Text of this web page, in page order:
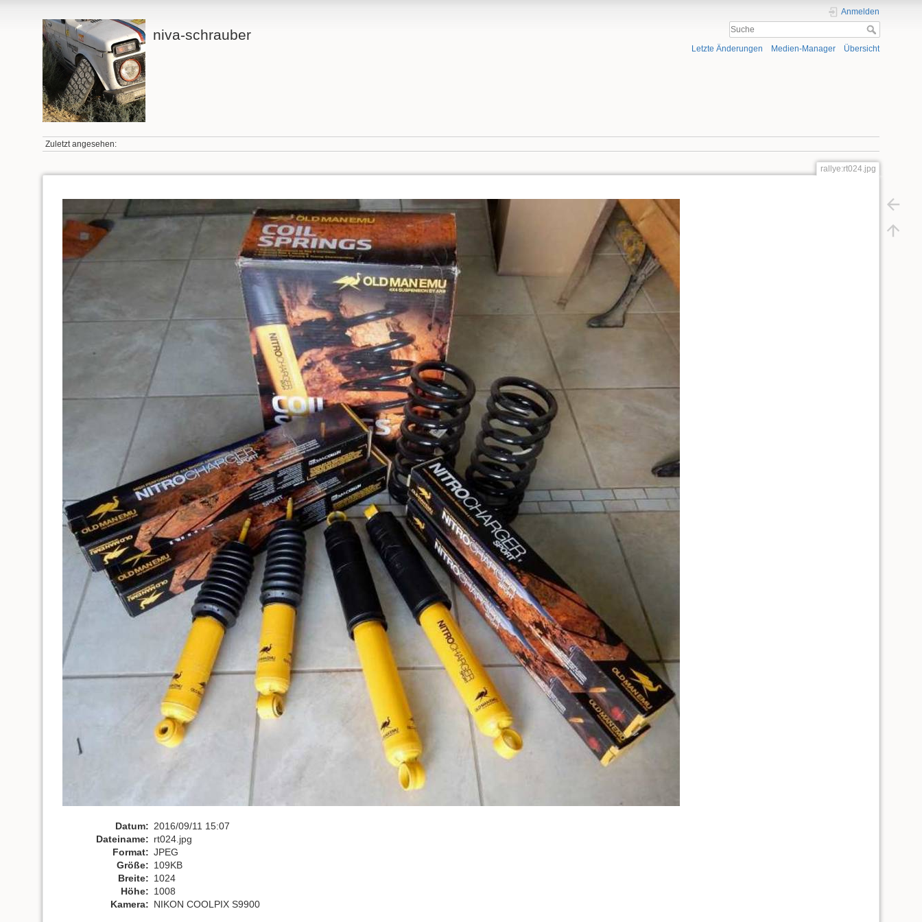
niva-schrauber
Anmelden
Letzte Änderungen Medien-Manager Übersicht
Zuletzt angesehen:
rallye:rt024.jpg
Datum: 2016/09/11 15:07
Dateiname: rt024.jpg
Format: JPEG
Größe: 109KB
Breite: 1024
Höhe: 1008
Kamera: NIKON COOLPIX S9900